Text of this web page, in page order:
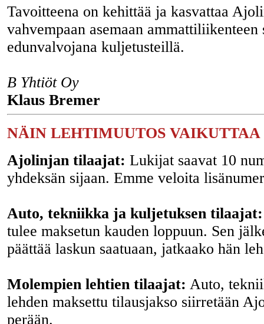
Tavoitteena on kehittää ja kasvattaa
vahvempaan asemaan ammattiliikenteen
edunvalvojana kuljetusteillä.
B Yhtiöt Oy
Klaus Bremer
NÄIN LEHTIMUUTOS
Ajolinjan tilaajat: Lukijat saavat 10
yhdeksän sijaan. Emme veloita
Auto, tekniikka ja kuljetuksen tilaajat:
tulee maksetun kauden loppuun. Sen
päättää laskun saatuaan, jatkaako hän
Molempien lehtien tilaajat: Auto,
lehden maksettu tilausjakso siirretään
perään.